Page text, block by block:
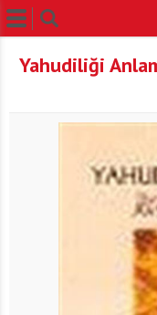
Yahudiliği